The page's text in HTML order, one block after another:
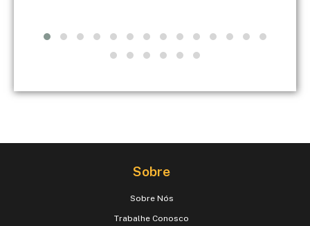
Sobre
Sobre Nós
Trabalhe Conosco